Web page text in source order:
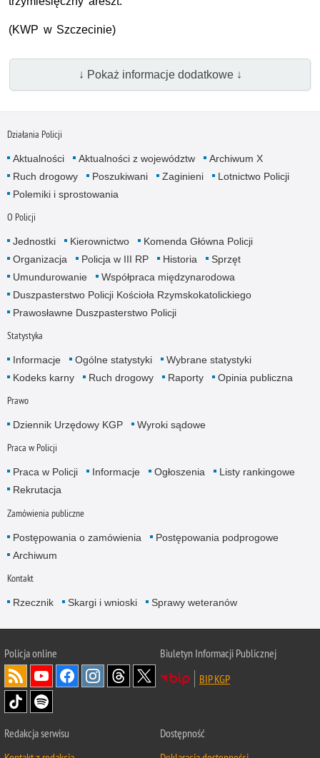
(KWP w Szczecinie)
↓ Pokaż informacje dodatkowe ↓
Działania Policji
Aktualności Aktualności z województw
Archiwum X
Ruch drogowy
Poszukiwani Zaginieni
Lotnictwo Policji
Polemiki i sprostowania
O Policji
Jednostki Kierownictwo
Komenda Główna Policji
Organizacja
Policja w III RP Historia
Sprzęt
Umundurowanie
Współpraca międzynarodowa
Duszpasterstwo Policji Kościoła Rzymskokatolickiego
Prawosławne Duszpasterstwo Policji
Statystyka
Informacje Ogólne statystyki
Wybrane statystyki
Kodeks karny
Ruch drogowy Raporty Opinia publiczna
Prawo
Dziennik Urzędowy KGP Wyroki sądowe
Praca w Policji
Praca w Policji Informacje Ogłoszenia
Listy rankingowe
Rekrutacja
Zamówienia publiczne
Postępowania o zamówienia
Postępowania podprogowe
Archiwum
Kontakt
Rzecznik Skargi i wnioski Sprawy weteranów
Policjaonline
Biuletyn Informacji Publicznej
BIP KGP
Redakcja serwisu
Dostępność